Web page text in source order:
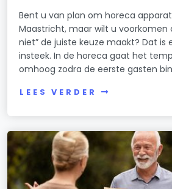
Bent u van plan om horeca
Maastricht, maar wilt u voorkomen
niet” de juiste keuze maakt? Dat is
insteek. In de horeca gaat het
omhoog zodra de eerste gasten
LEES VERDER